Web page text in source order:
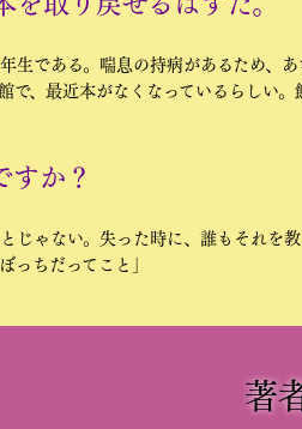
生である。喘息の持病があるため、
で、最近本がなくなっているらしい
すか？
じゃない。失った時に、誰もそれを
っちだってこと」
著